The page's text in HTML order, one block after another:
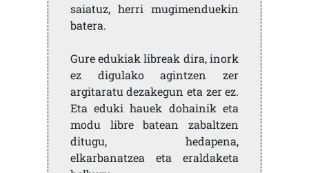
saiatuz, herri mugimenduekin
batera.
Gure edukiak libreak dira, inork
ez digulako agintzen zer
argitaratu dezakegun eta zer ez.
Eta eduki hauek dohainik eta
modu libre batean zabaltzen
ditugu, hedapena,
elkarbanatzea eta eraldaketa